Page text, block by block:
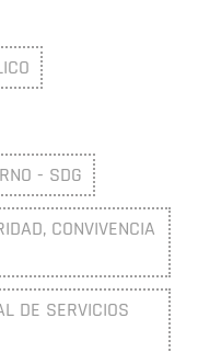
- SDG
CONVIVENCIA
DE SERVICIOS